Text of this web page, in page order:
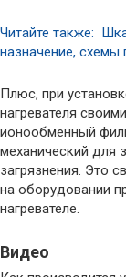
Читайте также:
назначение, схемы
Плюс, при
нагревателя
ионообменный
механический для
загрязнения. Это
на оборудовании
нагревателе.
Видео